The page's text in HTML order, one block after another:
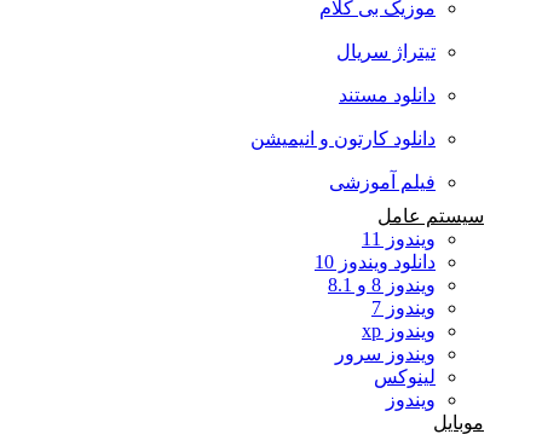
موزیک بی کلام
تیتراژ سریال
دانلود مستند
دانلود کارتون و انیمیشن
فیلم آموزشی
سیستم عامل
ویندوز 11
دانلود ویندوز 10
ویندوز 8 و 8.1
ویندوز 7
ویندوز xp
ویندوز سرور
لینوکس
ویندوز
موبایل